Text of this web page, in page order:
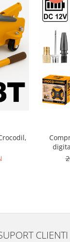
35L/
CLIENTI